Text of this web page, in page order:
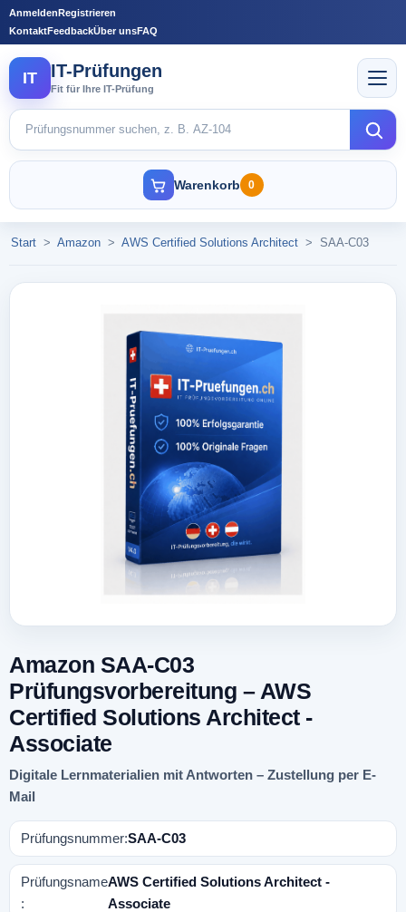
AnmeldenRegistrieren
KontaktFeedbackÜber unsFAQ
IT IT-Prüfungen
Fit für Ihre IT-Prüfung
Warenkorb 0
Start > Amazon > AWS Certified Solutions Architect > SAA-C03
Amazon SAA-C03
Prüfungsvorbereitung – AWS
Certified Solutions Architect -
Associate
Digitale Lernmaterialien mit Antworten – Zustellung per E-
Mail
Prüfungsnummer:SAA-C03
Prüfungsname
:
AWS Certified Solutions Architect -
Associate